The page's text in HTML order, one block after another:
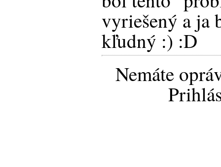
vyriešený a ja
kľudný :) :D
Nemáte